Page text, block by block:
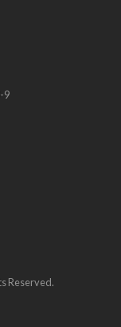
9
Reserved.